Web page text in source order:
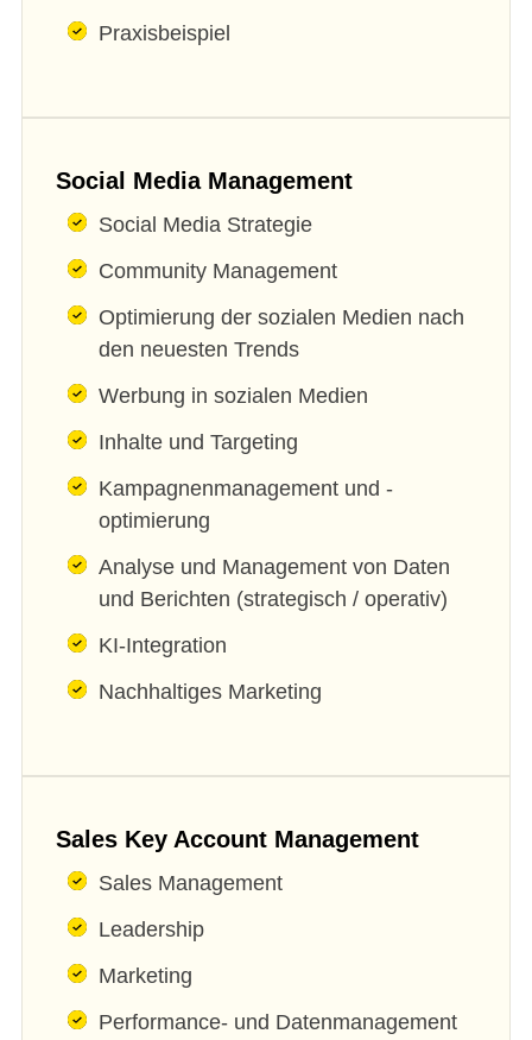
Praxisbeispiel
Social Media Management
Social Media Strategie
Community Management
Optimierung der sozialen Medien nach
den neuesten Trends
Werbung in sozialen Medien
Inhalte und Targeting
Kampagnenmanagement und -
optimierung
Analyse und Management von Daten
und Berichten (strategisch / operativ)
KI-Integration
Nachhaltiges Marketing
Sales Key Account Management
Sales Management
Leadership
Marketing
Performance- und Datenmanagement